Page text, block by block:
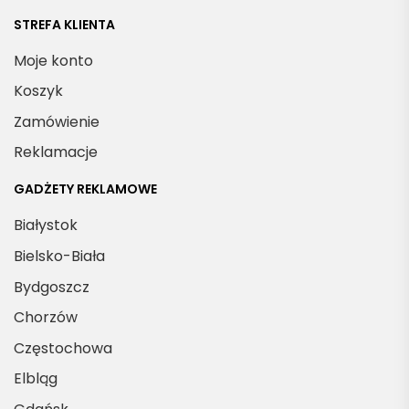
STREFA KLIENTA
Moje konto
Koszyk
Zamówienie
Reklamacje
GADŻETY REKLAMOWE
Białystok
Bielsko-Biała
Bydgoszcz
Chorzów
Częstochowa
Elbląg